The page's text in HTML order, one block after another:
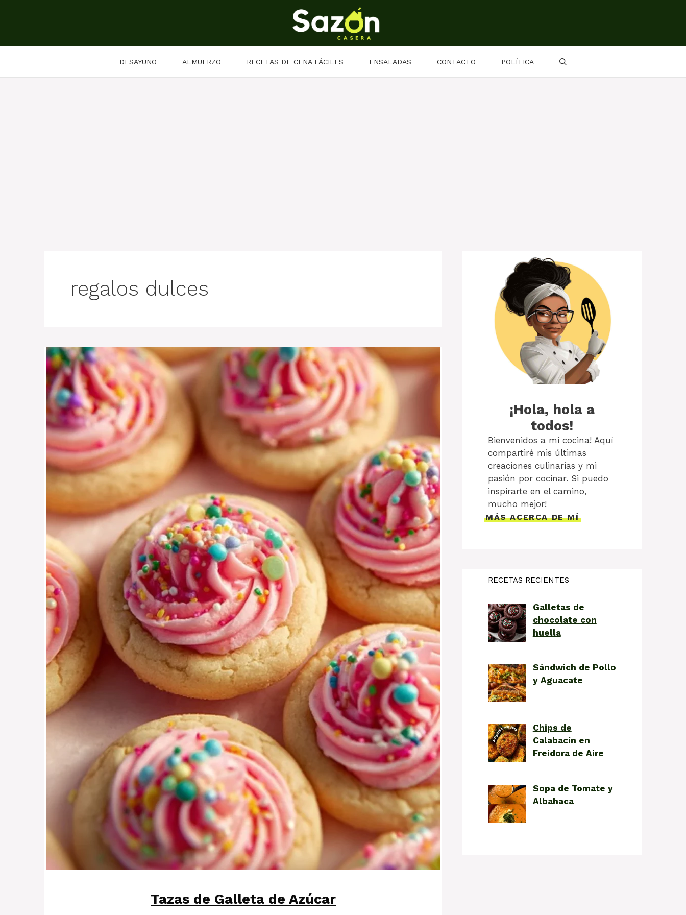
DESAYUNO ALMUERZO RECETAS DE CENA FÁCILES ENSALADAS CONTACTO POLÍTICA
regalos dulces
Tazas de Galleta de Azúcar
¡Hola, hola a
todos!
Bienvenidos a mi cocina! Aquí
compartiré mis últimas
creaciones culinarias y mi
pasión por cocinar. Si puedo
inspirarte en el camino,
mucho mejor!
MÁS ACERCA DE MÍ
RECETAS RECIENTES
Galletas de
chocolate con
huella
Sándwich de Pollo
y Aguacate
Chips de
Calabacín en
Freidora de Aire
Sopa de Tomate y
Albahaca